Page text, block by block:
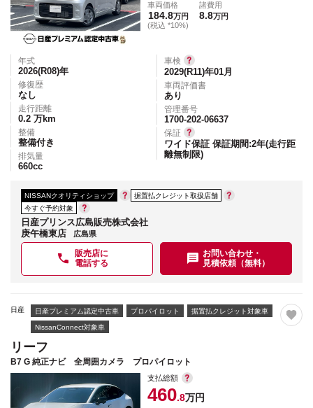
車両価格
184.8万円
(税込 *10%)
諸費用
8.8万円
年式
2026(R08)年
修復歴
なし
走行距離
0.2 万km
整備
整備付き
排気量
660cc
車検
2029(R11)年01月
車両評価書
あり
管理番号
1700-202-06637
保証
ワイド保証 保証期間:2年(走行距
離無制限)
NISSANクオリティショップ
据置払クレジット取扱店舗
今すぐ予約対象
日産プリンス広島販売株式会社
庚午橋東店
広島県
販売店に
電話する
お問い合わせ・
見積依頼（無料）
日産 日産プレミアム認定中古車 プロパイロット 据置払クレジット対象車
NissanConnect対象車
リーフ
B7 G 純正ナビ 全周囲カメラ プロパイロット
支払総額
460.8万円